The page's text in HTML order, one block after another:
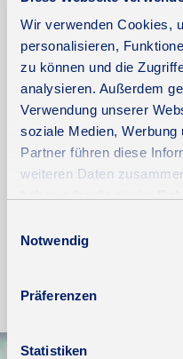
Wir verwenden Cookies,
personalisieren,
zu können und die
analysieren. Außerdem
Verwendung unserer
soziale Medien, Werbung
Partner führen diese
weiteren Daten
Notwendig
Präferenzen
Statistiken
Wesentlicher
Energieausweis gültig bis
Energieausweis Jahrgang
Energieverbrauch für
Energieausweis
Energieausweis Baujahr
Heizung